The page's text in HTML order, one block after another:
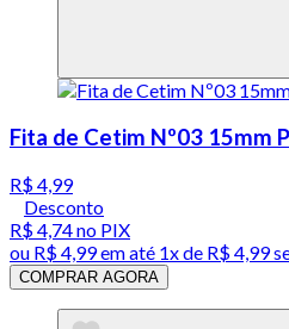
Fita de Cetim Nº03 15mm
R$ 4,99
Desconto
R$ 4,74no PIX
ou R$ 4,99em até 1x de R$ 4,99
COMPRAR AGORA